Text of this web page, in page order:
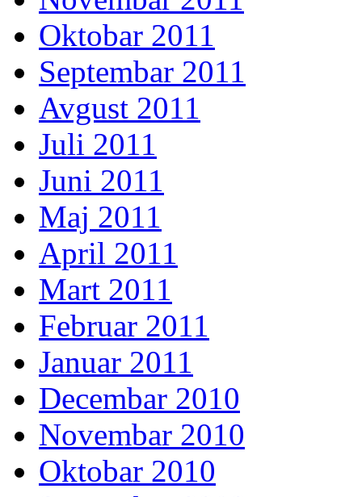
Oktobar 2011
Septembar 2011
Avgust 2011
Juli 2011
Juni 2011
Maj 2011
April 2011
Mart 2011
Februar 2011
Januar 2011
Decembar 2010
Novembar 2010
Oktobar 2010